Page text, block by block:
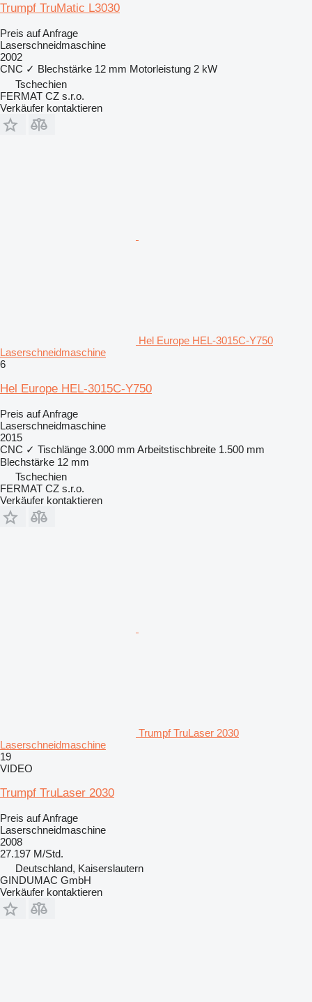
Trumpf TruMatic L3030
Preis auf Anfrage
Laserschneidmaschine
2002
CNC ✓ Blechstärke 12 mm Motorleistung 2 kW
Tschechien
FERMAT CZ s.r.o.
Verkäufer kontaktieren
Hel Europe HEL-3015C-Y750
Laserschneidmaschine
6
Hel Europe HEL-3015C-Y750
Preis auf Anfrage
Laserschneidmaschine
2015
CNC ✓ Tischlänge 3.000 mm Arbeitstischbreite 1.500 mm
Blechstärke 12 mm
Tschechien
FERMAT CZ s.r.o.
Verkäufer kontaktieren
Trumpf TruLaser 2030
Laserschneidmaschine
19
VIDEO
Trumpf TruLaser 2030
Preis auf Anfrage
Laserschneidmaschine
2008
27.197 M/Std.
Deutschland, Kaiserslautern
GINDUMAC GmbH
Verkäufer kontaktieren